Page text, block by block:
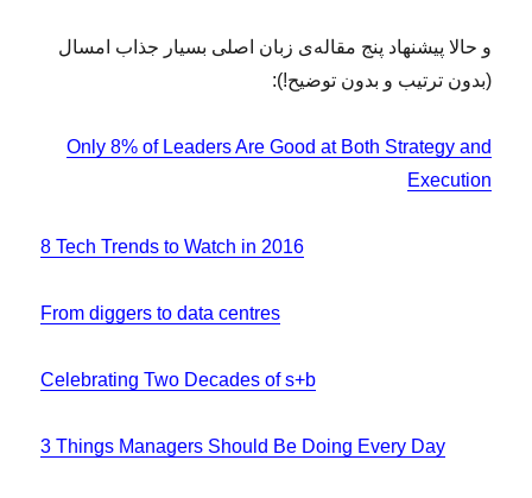
و حالا پیشنهاد پنج مقاله‌ی زبان اصلی بسیار جذاب امسال
(بدون ترتیب و بدون توضیح!):
Only 8% of Leaders Are Good at Both Strategy and
Execution
8 Tech Trends to Watch in 2016
From diggers to data centres
Celebrating Two Decades of s+b
3 Things Managers Should Be Doing Every Day